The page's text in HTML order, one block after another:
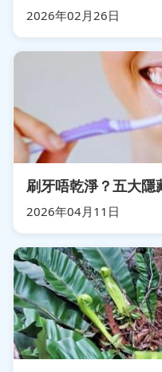
2026年02月26日
刷牙唔乾淨？五大隱
2026年04月11日